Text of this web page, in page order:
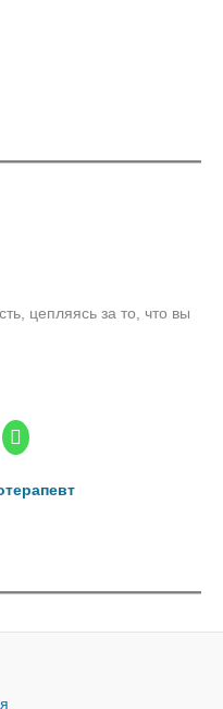
цепляясь за то, что вы